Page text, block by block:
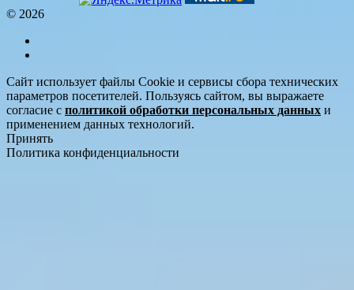
© 2026
Сайт использует файлы Cookie и сервисы сбора технических
параметров посетителей. Пользуясь сайтом, вы выражаете
согласие с политикой обработки персональных данных и
применением данных технологий.
Принять
Политика конфиденциальности